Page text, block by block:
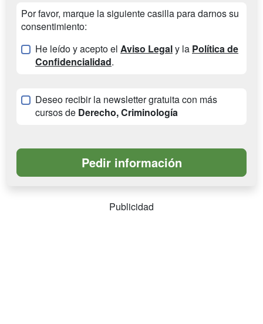
Por favor, marque la siguiente casilla para darnos su
consentimiento:
He leído y acepto el Aviso Legaly la Política de
Confidencialidad.
Deseo recibir la newsletter gratuita con más
cursos de Derecho, Criminología
Publicidad